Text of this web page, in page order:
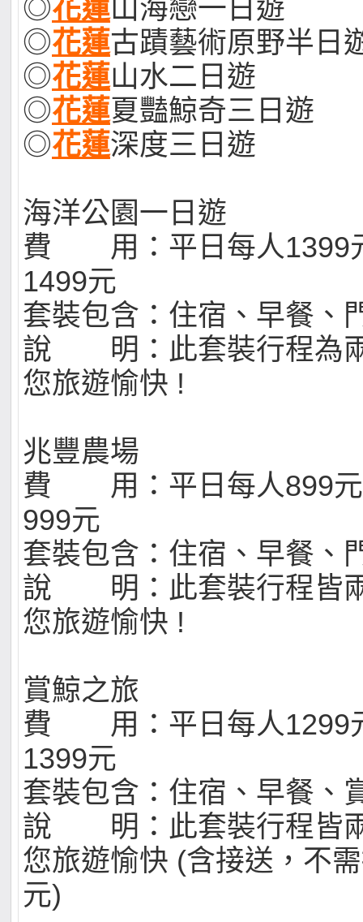
◎花蓮山海戀一日遊
◎花蓮古蹟藝術原野半日
◎花蓮山水二日遊
◎花蓮夏豔鯨奇三日遊
◎花蓮深度三日遊
海洋公園一日遊
費 用：平日每人1399
1499元
套裝包含：住宿、早餐、
說 明：此套裝行程為
您旅遊愉快 !
兆豐農場
費 用：平日每人899元
999元
套裝包含：住宿、早餐、
說 明：此套裝行程皆
您旅遊愉快 !
賞鯨之旅
費 用：平日每人1299
1399元
套裝包含：住宿、早餐、
說 明：此套裝行程皆
您旅遊愉快 (含接送，不
元)